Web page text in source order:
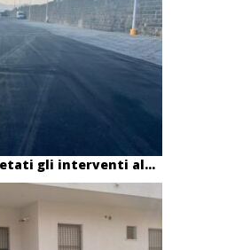
gli interventi al...